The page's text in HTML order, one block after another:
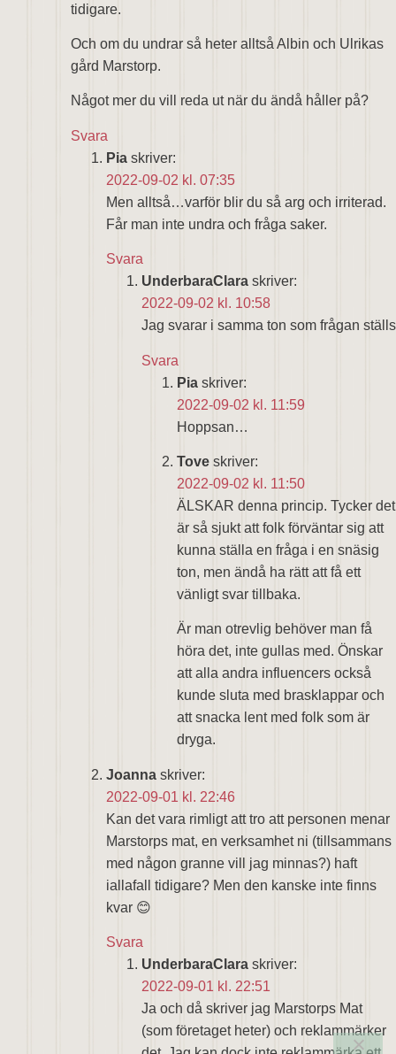
tidigare.
Och om du undrar så heter alltså Albin och Ulrikas
gård Marstorp.
Något mer du vill reda ut när du ändå håller på?
Svara
Pia skriver:
2022-09-02 kl. 07:35
Men alltså…varför blir du så arg och irriterad.
Får man inte undra och fråga saker.
Svara
UnderbaraClara skriver:
2022-09-02 kl. 10:58
Jag svarar i samma ton som frågan ställs
Svara
Pia skriver:
2022-09-02 kl. 11:59
Hoppsan…
Tove skriver:
2022-09-02 kl. 11:50
ÄLSKAR denna princip. Tycker det
är så sjukt att folk förväntar sig att
kunna ställa en fråga i en snäsig
ton, men ändå ha rätt att få ett
vänligt svar tillbaka.
Är man otrevlig behöver man få
höra det, inte gullas med. Önskar
att alla andra influencers också
kunde sluta med brasklappar och
att snacka lent med folk som är
dryga.
Joanna skriver:
2022-09-01 kl. 22:46
Kan det vara rimligt att tro att personen menar
Marstorps mat, en verksamhet ni (tillsammans
med någon granne vill jag minnas?) haft
iallafall tidigare? Men den kanske inte finns
kvar 😊
Svara
UnderbaraClara skriver:
2022-09-01 kl. 22:51
Ja och då skriver jag Marstorps Mat
(som företaget heter) och reklammärker